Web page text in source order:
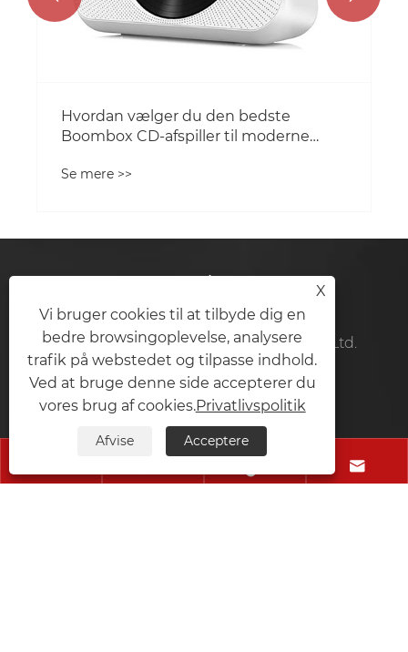
Hvordan vælger du den bedste
Boombox CD-afspiller til moderne
Se mere >>
Kontakt Os
Shenzhen Yiruiyoupin Technology Co., Ltd.
Tlf:+86-15360897758
+86-15360897758
Leoho@cdplayer.com.cn 
X
Vi bruger cookies til at tilbyde dig en
bedre browsingoplevelse, analysere
trafik på webstedet og tilpasse indhold.
Ved at bruge denne side accepterer du
vores brug af cookies.Privatlivspolitik
Afvise Acceptere